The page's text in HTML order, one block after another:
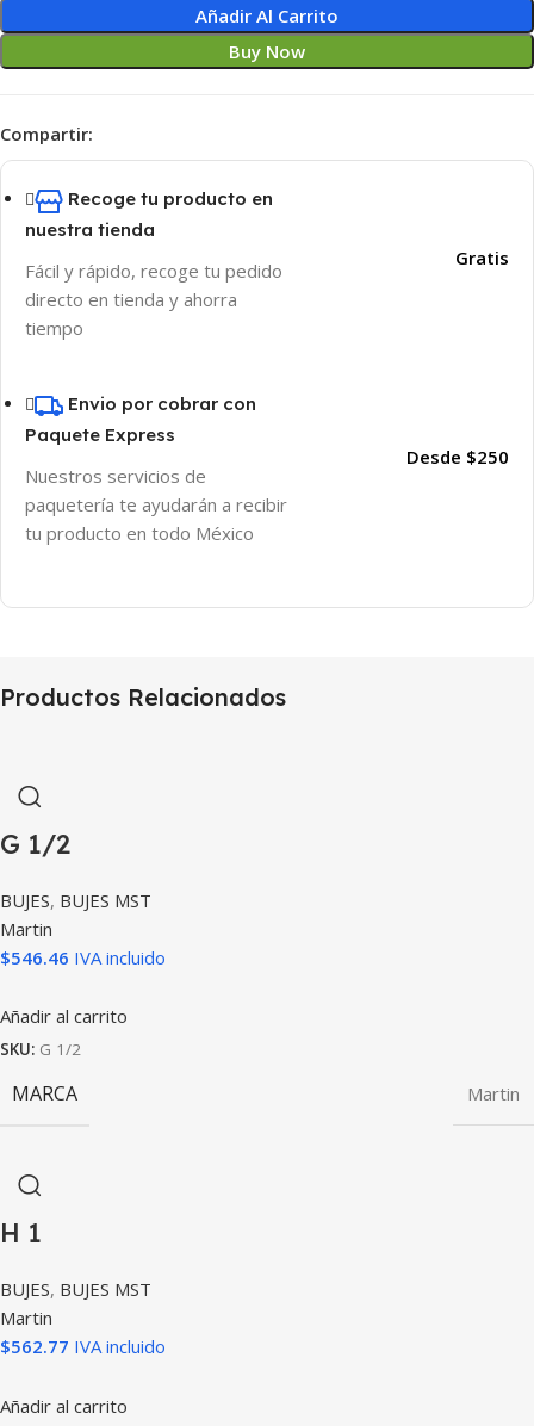
Añadir Al Carrito
Buy Now
Compartir:
Recoge tu producto en
nuestra tienda
Fácil y rápido, recoge tu pedido
directo en tienda y ahorra
tiempo
Gratis
Envio por cobrar con
Paquete Express
Nuestros servicios de
paquetería te ayudarán a recibir
tu producto en todo México
Desde $250
Productos Relacionados
G 1/2
BUJES, BUJES MST
Martin
$546.46 IVA incluido
Añadir al carrito
SKU: G 1/2
MARCA Martin
H 1
BUJES, BUJES MST
Martin
$562.77 IVA incluido
Añadir al carrito